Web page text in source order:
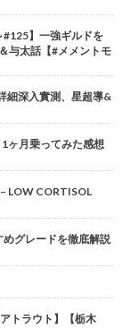
#125】一強ギルドを
与太話【#メメントモ
細深入實測、星超導&
月乗ってみた感想
LOW CORTISOL
めグレードを徹底解説
トラウト】【栃木